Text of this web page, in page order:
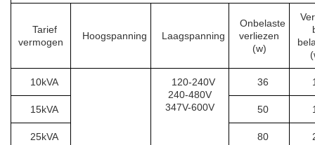
Tarief
vermogen
Hoogspanning Laagspanning
Onbelaste
verliezen
(w)
10kVA
120-240V
240-480V
347V-600V
36
15kVA 50
25kVA 80